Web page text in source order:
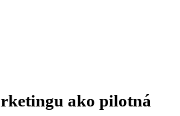
ako pilotná